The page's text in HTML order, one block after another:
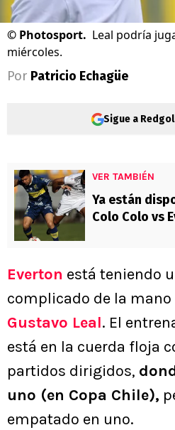
© Photosport. Leal podría
miércoles.
Por Patricio Echagüe
Sigue a
VER TAMBIÉN
Ya están
Colo Colo vs
Everton está teniendo
complicado de la
Gustavo Leal. El
está en la cuerda floja
partidos dirigidos,
uno (en Copa Chile),
empatado en uno.